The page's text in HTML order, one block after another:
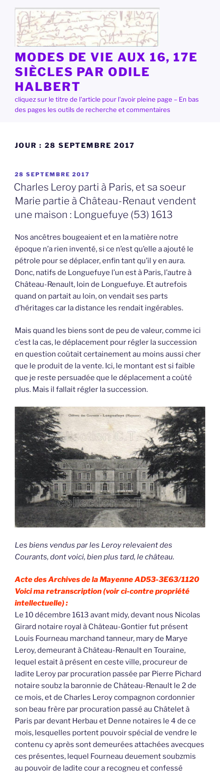
contenu
principal
MODES DE VIE AUX 16, 17E
SIÈCLES PAR ODILE
HALBERT
cliquez sur le titre de l'article pour l'avoir pleine page – En bas
des pages les outils de recherche et commentaires
JOUR : 28 SEPTEMBRE 2017
PUBLIÉ
LE
28 SEPTEMBRE 2017
Charles Leroy parti à Paris, et sa soeur
Marie partie à Château-Renaut vendent
une maison : Longuefuye (53) 1613
Nos ancêtres bougeaient et en la matière notre
époque n’a rien inventé, si ce n’est qu’elle a ajouté le
pétrole pour se déplacer, enfin tant qu’il y en aura.
Donc, natifs de Longuefuye l’un est à Paris, l’autre à
Château-Renault, loin de Longuefuye. Et autrefois
quand on partait au loin, on vendait ses parts
d’héritages car la distance les rendait ingérables.
Mais quand les biens sont de peu de valeur, comme ici
c’est la cas, le déplacement pour régler la succession
en question coûtait certainement au moins aussi cher
que le produit de la vente. Ici, le montant est si faible
que je reste persuadée que le déplacement a coûté
plus. Mais il fallait régler la succession.
Les biens vendus par les Leroy relevaient des
Courants, dont voici, bien plus tard, le château.
Acte des Archives de la Mayenne AD53-3E63/1120
Voici ma retranscription (voir ci-contre propriété
intellectuelle) :
Le 10 décembre 1613 avant midy, devant nous Nicolas
Girard notaire royal à Château-Gontier fut présent
Louis Fourneau marchand tanneur, mary de Marye
Leroy, demeurant à Château-Renault en Touraine,
lequel estait à présent en ceste ville, procureur de
ladite Leroy par procuration passée par Pierre Pichard
notaire soubz la baronnie de Château-Renault le 2 de
ce mois, et de Charles Leroy compagnon cordonnier
son beau frère par procuration passé au Châtelet à
Paris par devant Herbau et Denne notaires le 4 de ce
mois, lesquelles portent pouvoir spécial de vendre le
contenu cy après sont demeurées attachées avecques
ces présentes, lequel Fourneau deuement soubzmis
au pouvoir de ladite cour a recogneu et confessé